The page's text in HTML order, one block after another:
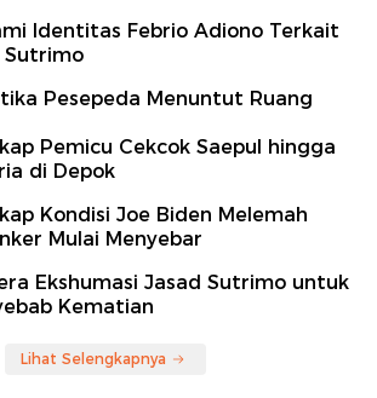
Identitas Febrio Adiono Terkait
Sutrimo
Pesepeda Menuntut Ruang
Pemicu Cekcok Saepul hingga
di Depok
Kondisi Joe Biden Melemah
Mulai Menyebar
Ekshumasi Jasad Sutrimo untuk
Kematian
Lihat Selengkapnya